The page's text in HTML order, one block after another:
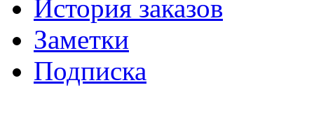
История заказов
Заметки
Подписка